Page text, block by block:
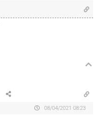
08/04/2021 08:23